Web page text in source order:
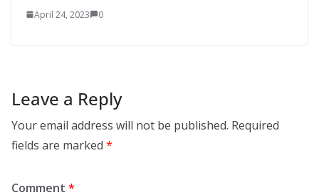
April 24, 2023 0
Leave a Reply
Your email address will not be published. Required
fields are marked *
Comment *